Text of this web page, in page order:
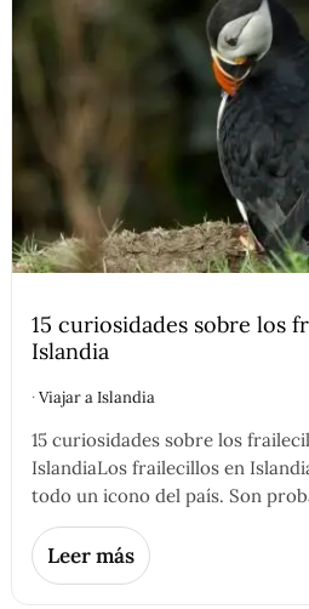
15 curiosidades sobre los
Islandia
·Viajar a Islandia
15 curiosidades sobre los
IslandiaLos frailecillos en
todo un icono del país. Son
Leer más